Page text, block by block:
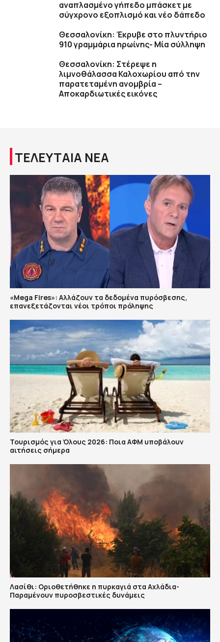
αναπλασμένο γήπεδο μπάσκετ με
σύγχρονο εξοπλισμό και νέο δάπεδο
Θεσσαλονίκη: Έκρυβε στο πλυντήριο
910 γραμμάρια ηρωίνης- Μία σύλληψη
Θεσσαλονίκη: Στέρεψε η
λιμνοθάλασσα Καλοχωρίου από την
παρατεταμένη ανομβρία –
Αποκαρδιωτικές εικόνες
ΤΕΛΕΥΤΑΙΑ ΝΕΑ
«Mega Fires»: Αλλάζουν τα δεδομένα πυρόσβεσης,
επανεξετάζονται νέοι τρόποι πρόληψης
Τουρισμός για Όλους 2026: Ποια ΑΦΜ υποβάλουν
αιτήσεις σήμερα
Λασίθι: Οριοθετήθηκε η πυρκαγιά στα Αχλάδια-
Παραμένουν πυροσβεστικές δυνάμεις